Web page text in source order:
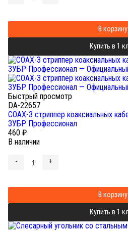
В корзину
Купить в 1
Быстрый просмотр
DA-22657
COAX-3 стриппер коаксиальных
ЗУБР Профессионал
460 ₽
В наличии
- +
В корзину
Купить в 1